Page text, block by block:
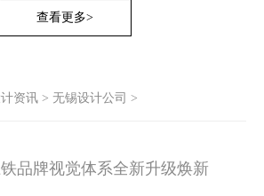
查看更多>
资讯 > 无锡设计公司 >
品牌视觉体系全新升级焕新